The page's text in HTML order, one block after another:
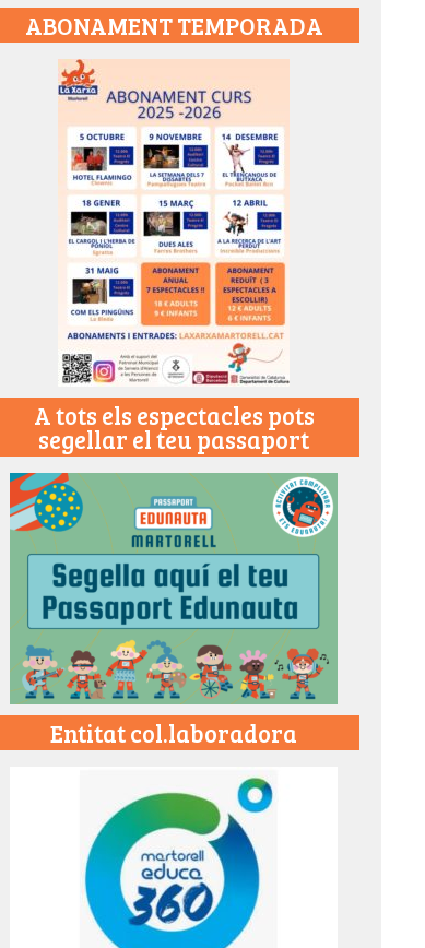
ABONAMENT TEMPORADA
A tots els espectacles pots
segellar el teu passaport
Entitat col.laboradora